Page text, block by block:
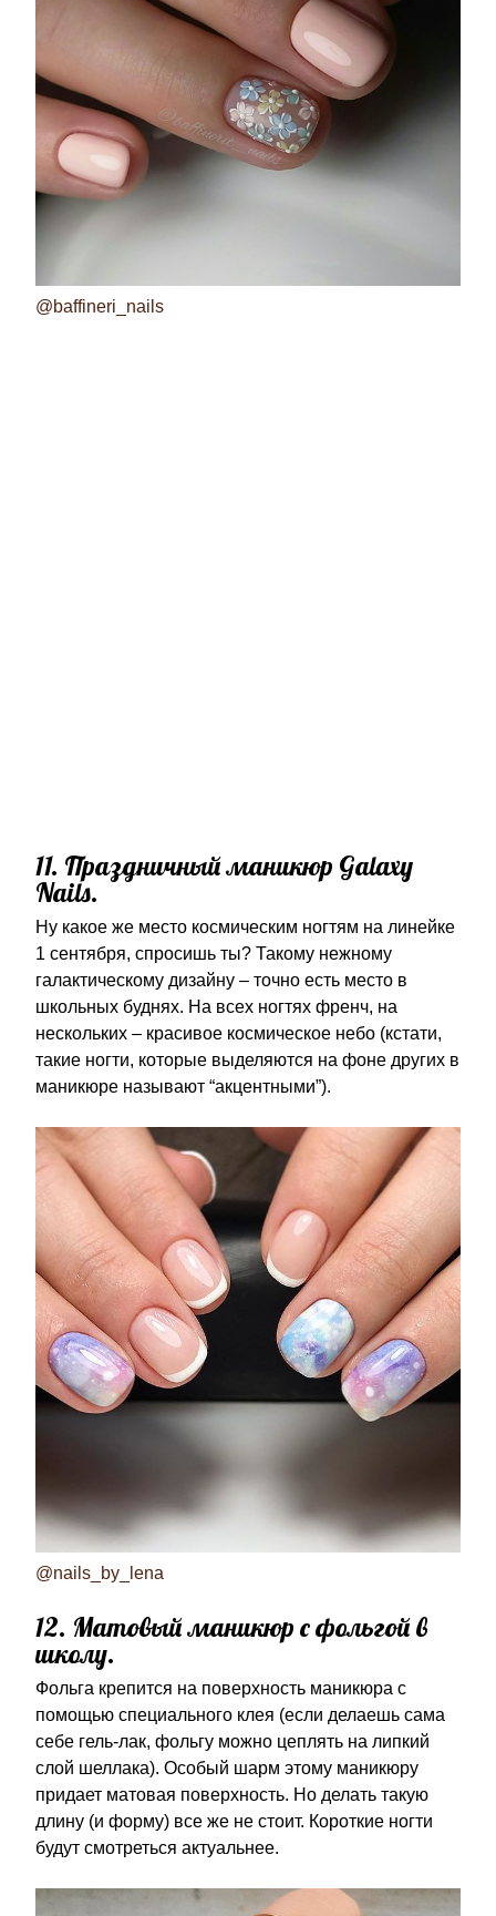
@baffineri_nails
11. Праздничный маникюр Galaxy
Nails.
Ну какое же место космическим ногтям на линейке
1 сентября, спросишь ты? Такому нежному
галактическому дизайну – точно есть место в
школьных буднях. На всех ногтях френч, на
нескольких – красивое космическое небо (кстати,
такие ногти, которые выделяются на фоне других в
маникюре называют “акцентными”).
@nails_by_lena
12. Матовый маникюр с фольгой в
школу.
Фольга крепится на поверхность маникюра с
помощью специального клея (если делаешь сама
себе гель-лак, фольгу можно цеплять на липкий
слой шеллака). Особый шарм этому маникюру
придает матовая поверхность. Но делать такую
длину (и форму) все же не стоит. Короткие ногти
будут смотреться актуальнее.